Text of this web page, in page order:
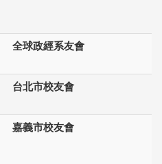
全球政經系友會
台北市校友會
嘉義市校友會